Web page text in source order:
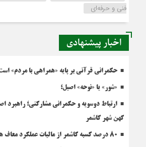
فنی و حرفه‌ای
اخبار پیشنهادی
حکمرانی قرآنی بر پایه «همراهی با مردم»
«شور» یا «نوحه» اصیل؛
ارتباط دوسویه و حکمرانی مشارکتی؛ راهبرد
کهن شهر کاشمر
۸۰ درصد کسبه کاشمر از مالیات عملکرد معاف هستند